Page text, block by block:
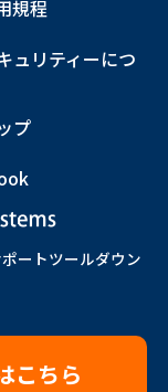
規程
ュリティーにつ
プ
ートツールダウン
こちら